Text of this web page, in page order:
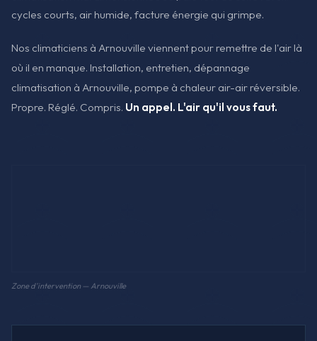
cycles courts, air humide, facture énergie qui grimpe.
Nos climaticiens à Arnouville viennent pour remettre de l'air là
où il en manque. Installation, entretien, dépannage
climatisation à Arnouville, pompe à chaleur air-air réversible.
Propre. Réglé. Compris. Un appel. L'air qu'il vous faut.
Zone d'intervention — Arnouville